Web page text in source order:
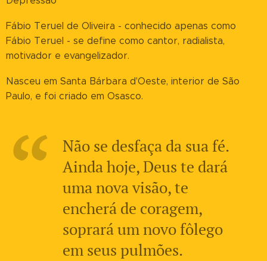
Fábio Teruel de Oliveira - conhecido apenas como
Fábio Teruel - se define como cantor, radialista,
motivador e evangelizador.
Nasceu em Santa Bárbara d'Oeste, interior de São
Paulo, e foi criado em Osasco.
Não se desfaça da sua fé.
Ainda hoje, Deus te dará
uma nova visão, te
encherá de coragem,
soprará um novo fôlego
em seus pulmões.